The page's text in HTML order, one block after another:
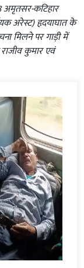
अमृतसर-कटिहार
अरेस्ट) हृदयाघात के
मिलने पर गाड़ी में
कुमार एवं